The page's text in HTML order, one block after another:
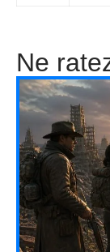
Ne